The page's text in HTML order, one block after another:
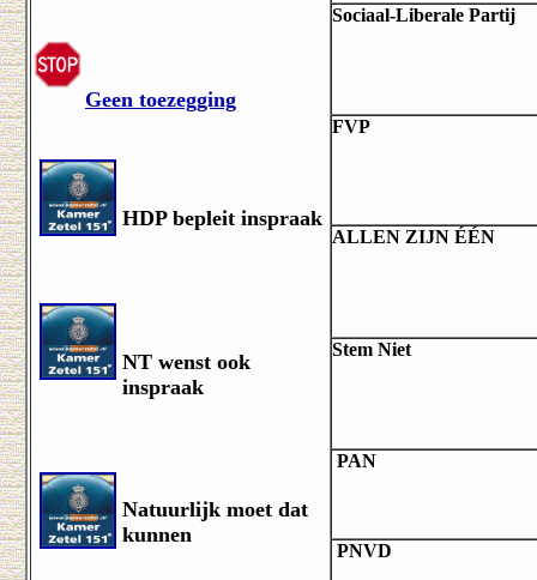
Geen toezegging
HDP bepleit inspraak
NT wenst ook
inspraak
Natuurlijk moet dat
kunnen
Sociaal-Liberale Partij
FVP
ALLEN ZIJN ÉÉN
Stem Niet
PAN
PNVD